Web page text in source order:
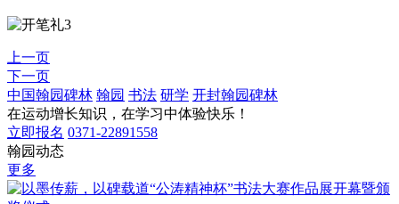
上一页
下一页
中国翰园碑林 翰园 书法 研学 开封翰园碑林
在运动增长知识，在学习中体验快乐！
立即报名 0371-22891558
翰园动态
更多